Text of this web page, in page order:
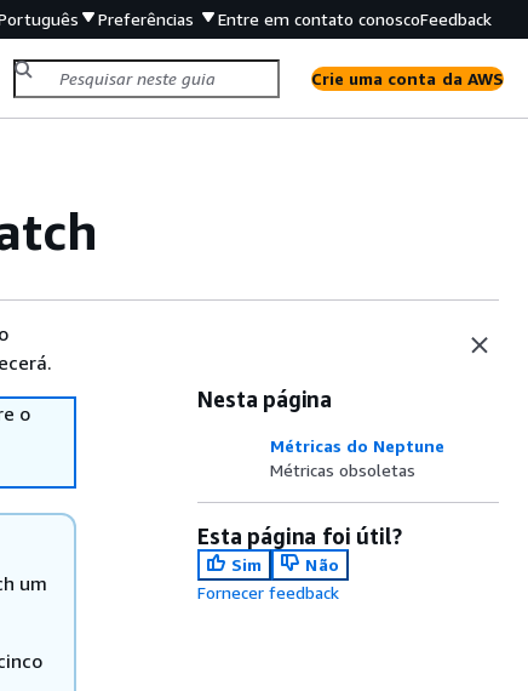
Preferências Entre em contato conoscoFeedback
Crie uma conta da AWS
o
um
Nesta página
Métricas do Neptune
Métricas obsoletas
Esta página foi útil?
Sim
Não
Fornecer feedback